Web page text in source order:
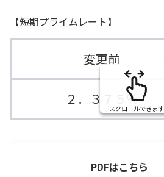
【短期プライムレート】
変更前
２．３７５％
PDFはこちら
スクロールできます